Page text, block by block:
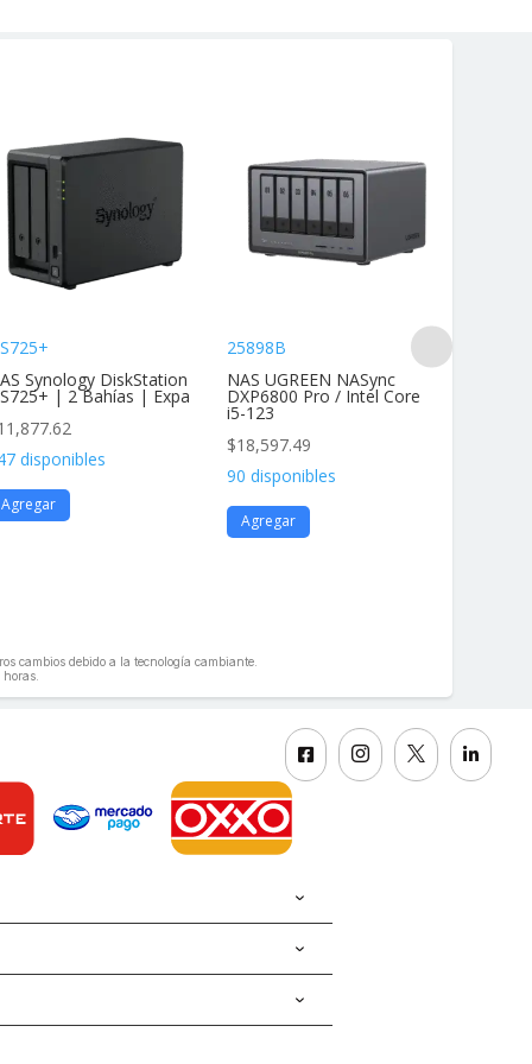
Synology DiskStation
| 2 Bahías | Expa
disponibles
Agregar
25898B
NAS UGREEN NASync
DXP6800 Pro / Intel Core
i5-123
$18,597.49
90 disponibles
Agregar
cambios debido a la tecnología cambiante.
   